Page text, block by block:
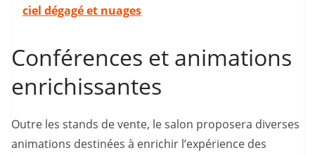
ciel dégagé et nuages
Conférences et animations
enrichissantes
Outre les stands de vente, le salon proposera diverses
animations destinées à enrichir l’expérience des